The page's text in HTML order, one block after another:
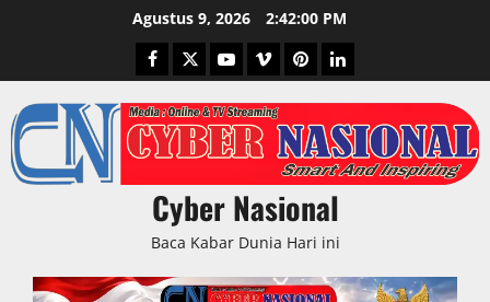
Agustus 9, 2026 2:42:02 PM
Facebook
TwitterYoutubeVimeoPinterestLinkedIn
Cyber Nasional
Baca Kabar Dunia Hari ini